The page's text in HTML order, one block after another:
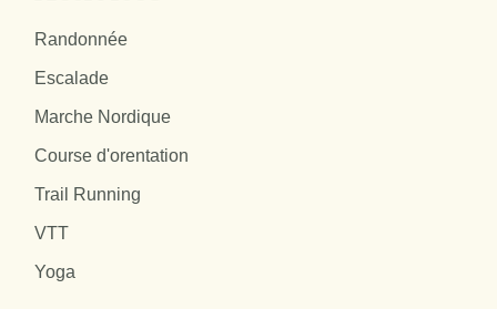
Randonnée
Escalade
Marche Nordique
Course d'orentation
Trail Running
VTT
Yoga